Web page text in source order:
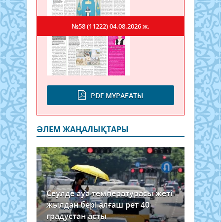
PDF МҰРАҒАТЫ
№58 (11222)04.08.2026 ж.
ӘЛЕМ ЖАҢАЛЫҚТАРЫ
Сеулде ауа температурасы жеті
жылдан бері алғаш рет 40
градустан асты